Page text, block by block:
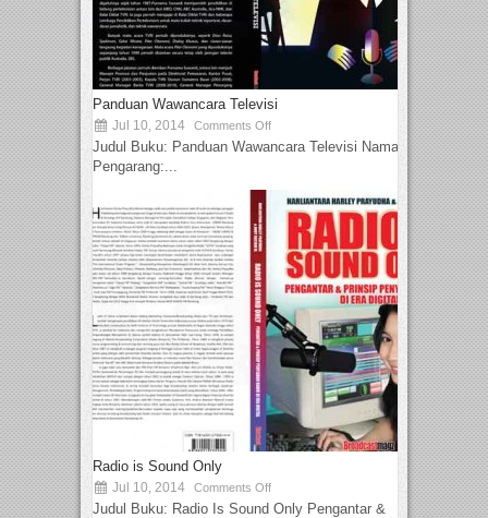
Panduan Wawancara Televisi
Jul 10, 2014 Comments Off
Judul Buku: Panduan Wawancara Televisi Nama
Pengarang:...
Radio is Sound Only
Jul 10, 2014 Comments Off
Judul Buku: Radio Is Sound Only Pengantar &